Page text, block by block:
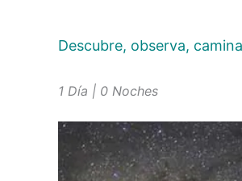
Descubre, observa,
1 Día | 0 Noches